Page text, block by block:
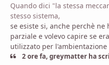
Quando dici "la stessa
stesso sistema,
se esiste si, anche perchè ne
parziale e volevo capire se
utilizzato per
2 ore fa, greymatter ha